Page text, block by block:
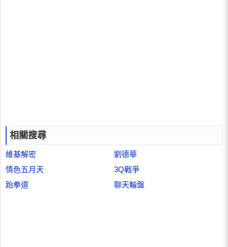
相關搜尋
維基解密
劉德華
情色五月天
3Q戰爭
跆拳道
聊天輪盤